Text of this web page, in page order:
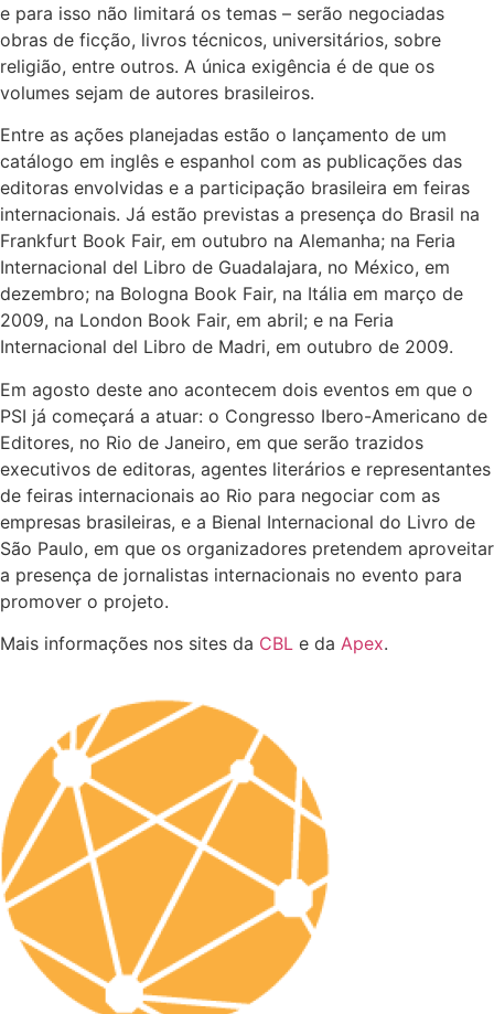
e para isso não limitará os temas – serão negociadas
obras de ficção, livros técnicos, universitários, sobre
religião, entre outros. A única exigência é de que os
volumes sejam de autores brasileiros.
Entre as ações planejadas estão o lançamento de um
catálogo em inglês e espanhol com as publicações das
editoras envolvidas e a participação brasileira em feiras
internacionais. Já estão previstas a presença do Brasil na
Frankfurt Book Fair, em outubro na Alemanha; na Feria
Internacional del Libro de Guadalajara, no México, em
dezembro; na Bologna Book Fair, na Itália em março de
2009, na London Book Fair, em abril; e na Feria
Internacional del Libro de Madri, em outubro de 2009.
Em agosto deste ano acontecem dois eventos em que o
PSI já começará a atuar: o Congresso Ibero-Americano de
Editores, no Rio de Janeiro, em que serão trazidos
executivos de editoras, agentes literários e representantes
de feiras internacionais ao Rio para negociar com as
empresas brasileiras, e a Bienal Internacional do Livro de
São Paulo, em que os organizadores pretendem aproveitar
a presença de jornalistas internacionais no evento para
promover o projeto.
Mais informações nos sites da CBL e da Apex.